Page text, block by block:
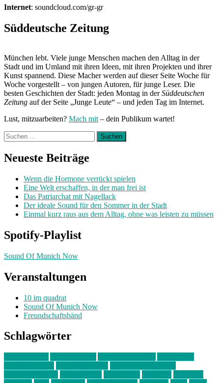
Internet: soundcloud.com/gr-gr
Süddeutsche Zeitung
München lebt. Viele junge Menschen machen den Alltag in der
Stadt und im Umland mit ihren Ideen, mit ihren Projekten und ihrer
Kunst spannend. Diese Macher werden auf dieser Seite Woche für
Woche vorgestellt – von jungen Autoren, für junge Leser. Die
besten Geschichten der Stadt: jeden Montag in derSüddeutschen
Zeitung auf der Seite „Junge Leute“ – und jeden Tag im Internet.
Lust, mitzuarbeiten? Mach mit – dein Publikum wartet!
Suchen
nach:
Neueste Beiträge
Wenn die Hormone verrückt spielen
Eine Welt erschaffen, in der man frei ist
Das Patriarchat mit Nagellack
Der ideale Sound für den Sommer in der Stadt
Einmal kurz raus aus dem Alltag, ohne was leisten zu müssen
Spotify-Playlist
Sound Of Munich Now
Veranstaltungen
10 im quadrat
Sound Of Munich Now
Freundschaftsbänd
Schlagwörter